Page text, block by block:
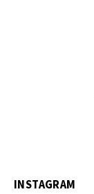
INSTAGRAM